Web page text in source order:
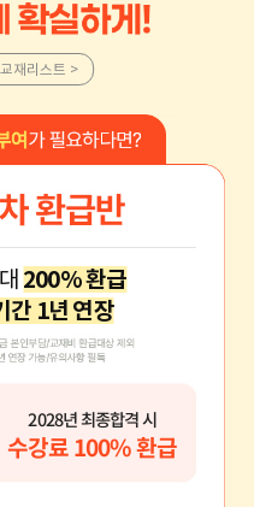
200% 환급
간 1년 연장
2028년 최종합격 시
수강료 100% 환급
교재리스트 >